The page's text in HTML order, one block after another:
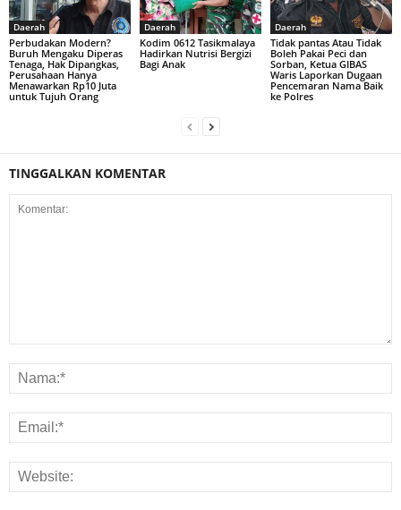
Daerah
Perbudakan Modern?
Buruh Mengaku Diperas
Tenaga, Hak Dipangkas,
Perusahaan Hanya
Menawarkan Rp10 Juta
untuk Tujuh Orang
Daerah
Kodim 0612 Tasikmalaya
Hadirkan Nutrisi Bergizi
Bagi Anak
Daerah
Tidak pantas Atau Tidak
Boleh Pakai Peci dan
Sorban, Ketua GIBAS
Waris Laporkan Dugaan
Pencemaran Nama Baik
ke Polres
TINGGALKAN KOMENTAR